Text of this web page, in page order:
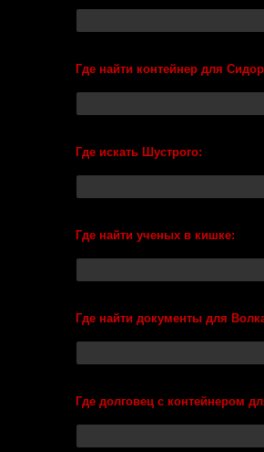
Где найти контейнер для
Где искать Шустрого:
Где найти ученых в кишке:
Где найти документы для
Где долговец с контейнером